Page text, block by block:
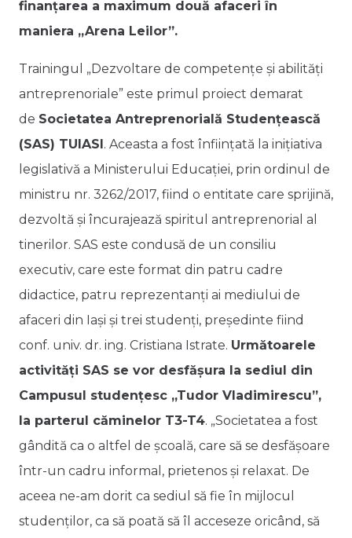
finanțarea a maximum două afaceri în
maniera „Arena Leilor”.
Trainingul „Dezvoltare de competențe și abilități
antreprenoriale” este primul proiect demarat
de Societatea Antreprenorială Studențească
(SAS) TUIASI . Aceasta a fost înființată la inițiativa
legislativă a Ministerului Educației, prin ordinul de
ministru nr. 3262/2017, fiind o entitate care sprijină,
dezvoltă și încurajează spiritul antreprenorial al
tinerilor. SAS este condusă de un consiliu
executiv, care este format din patru cadre
didactice, patru reprezentanți ai mediului de
afaceri din Iași și trei studenți, președinte fiind
conf. univ. dr. ing. Cristiana Istrate. Următoarele
activități SAS se vor desfășura la sediul din
Campusul studențesc „Tudor Vladimirescu”,
la parterul căminelor T3-T4. „Societatea a fost
gândită ca o altfel de școală, care să se desfășoare
într-un cadru informal, prietenos și relaxat. De
aceea ne-am dorit ca sediul să fie în mijlocul
studenților, ca să poată să îl acceseze oricând, să